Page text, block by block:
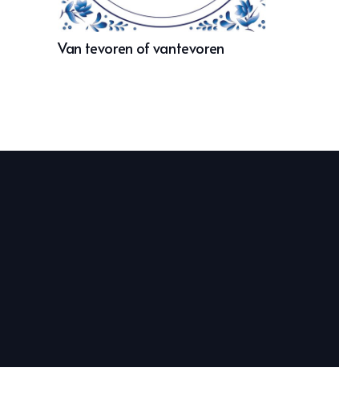
Van tevoren of vantevoren